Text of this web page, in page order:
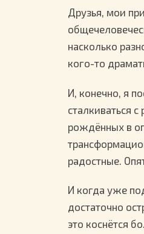
Друзья, мои
насколько
кого-то
И, конечно, я
сталкиваться
рождённых в
радостные.
И когда уже
достаточно
это коснётся